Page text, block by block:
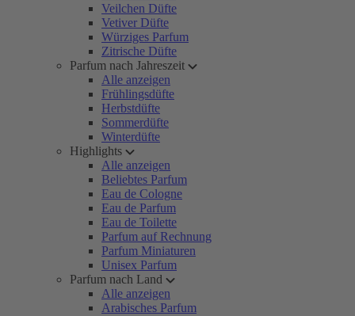
Veilchen Düfte
Vetiver Düfte
Würziges Parfum
Zitrische Düfte
Parfum nach Jahreszeit
Alle anzeigen
Frühlingsdüfte
Herbstdüfte
Sommerdüfte
Winterdüfte
Highlights
Alle anzeigen
Beliebtes Parfum
Eau de Cologne
Eau de Parfum
Eau de Toilette
Parfum auf Rechnung
Parfum Miniaturen
Unisex Parfum
Parfum nach Land
Alle anzeigen
Arabisches Parfum